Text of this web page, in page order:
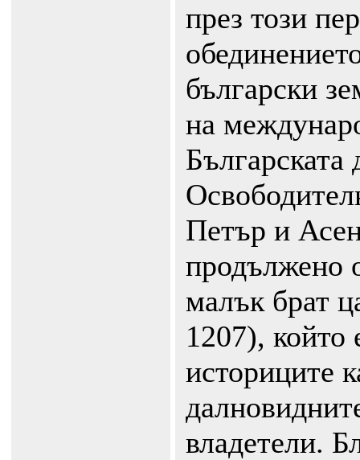
през този
български
на
Българската
Петър и
продължено
малък брат
1207), който
историците
владетели.